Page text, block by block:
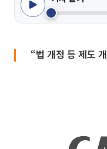
“법 개정 등 제도